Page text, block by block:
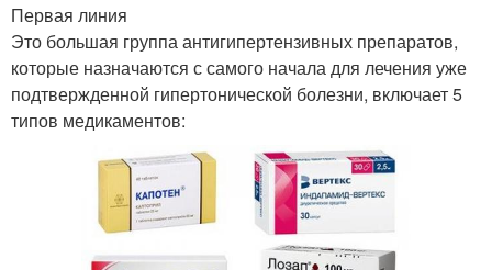
Первая линия
Это большая группа антигипертензивных препаратов,
которые назначаются с самого начала для лечения уже
подтвержденной гипертонической болезни, включает 5
типов медикаментов: